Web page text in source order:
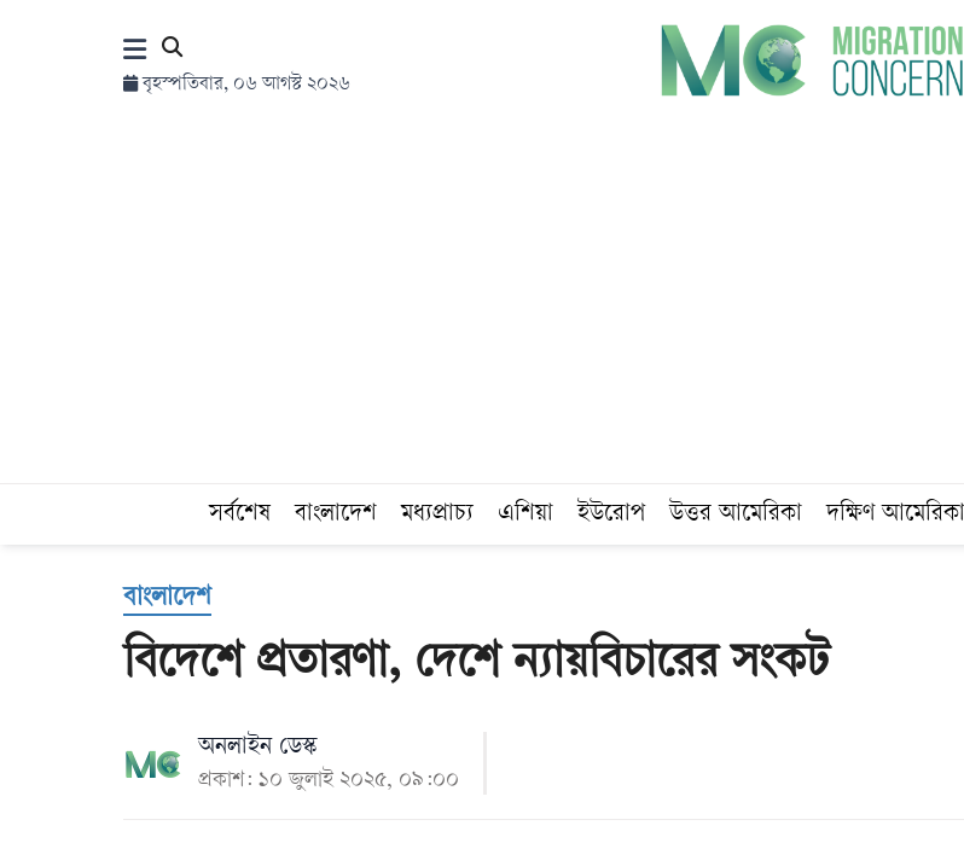
বৃহস্পতিবার, ০৬ আগস্ট ২০২৬
সর্বশেষ বাংলাদেশ মধ্যপ্রাচ্য এশিয়া ইউরোপ উত্তর আমেরিকা দক্ষিণ আমেরিকা
বাংলাদেশ
বিদেশে প্রতারণা, দেশে ন্যায়বিচারের সংকট
অনলাইন ডেস্ক
প্রকাশ: ১০ জুলাই ২০২৫, ০৯:০০